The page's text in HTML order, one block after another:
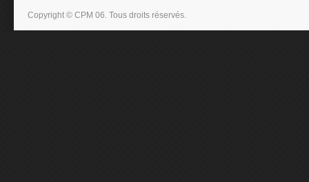
Copyright © CPM 06. Tous droits réservés.